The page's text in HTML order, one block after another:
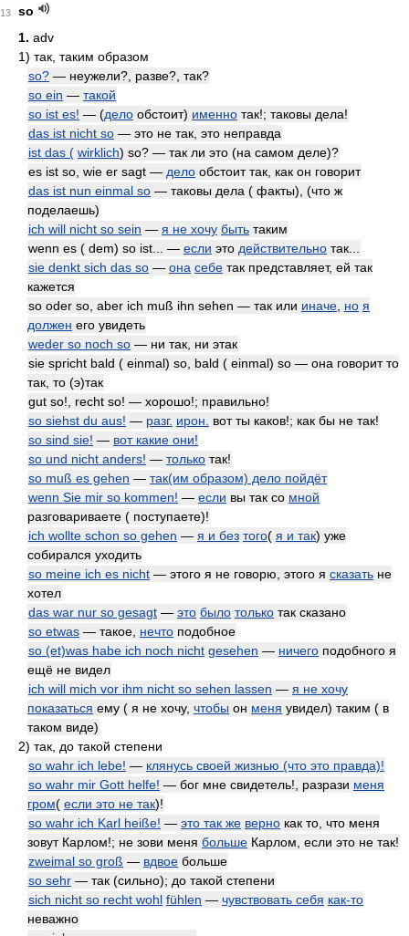
13
so
1. adv
1) так, таким образом
so? — неужели?, разве?, так?
so ein — такой
so ist es! — (дело обстоит) именно так!; таковы дела!
das ist nicht so — это не так, это неправда
ist das ( wirklich) so? — так ли это (на самом деле)?
es ist so, wie er sagt — дело обстоит так, как он говорит
das ist nun einmal so — таковы дела ( факты), (что ж
поделаешь)
ich will nicht so sein — я не хочу быть таким
wenn es ( dem) so ist... — если это действительно так...
sie denkt sich das so — она себе так представляет, ей так
кажется
so oder so, aber ich muß ihn sehen — так или иначе но я
должен его увидеть
weder so noch so — ни так, ни этак
sie spricht bald ( einmal) so, bald ( einmal) so — она говорит то
так, то (э)так
gut so!, recht so! — хорошо!; правильно!
so siehst du aus! — разг. ирон.
вот ты каков!; как бы не так!
so sind sie! — вот какие они!
so und nicht anders! — только так!
so muß es gehen — так(им образом) дело пойдёт
wenn Sie mir so kommen! — если вы так со мной
разговариваете ( поступаете)!
ich wollte schon so gehen — я и без того( я и так) уже
собирался уходить
so meine ich es nicht — этого я не говорю, этого я сказать не
хотел
das war nur so gesagt — это было только так сказано
so etwas — такое, нечто подобное
so (et)was habe ich noch nicht gesehen — ничего подобного я
ещё не видел
ich will mich vor ihm nicht so sehen lassen — я не хочу
показаться ему ( я не хочу, чтобы он меня увидел) таким ( в
таком виде)
2) так, до такой степени
so wahr ich lebe! — клянусь своей жизнью (что это правда)!
so wahr mir Gott helfe! — бог мне свидетель!, разрази меня
гром( если это не так)!
so wahr ich Karl heiße! — это так же верно как то, что меня
зовут Карлом!; не зови меня больше Карлом, если это не так!
zweimal so groß — вдвое больше
so sehr — так (сильно); до такой степени
sich nicht so recht wohl fühlen — чувствовать себя как-то
неважно